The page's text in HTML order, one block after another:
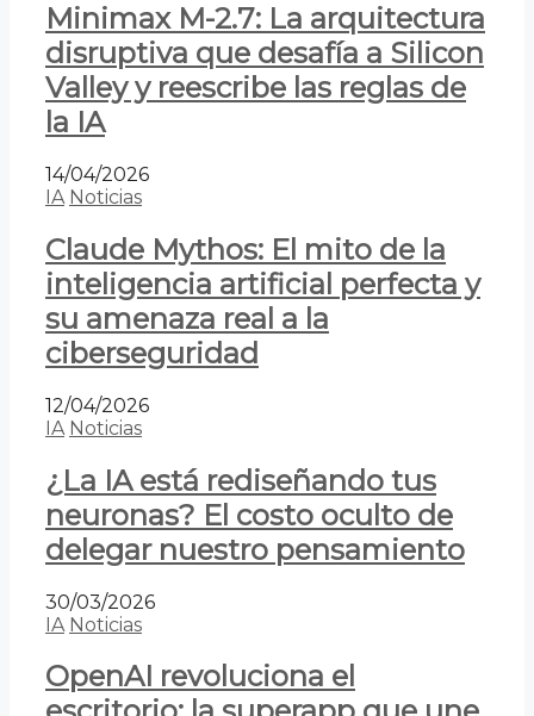
Minimax M-2.7: La arquitectura
disruptiva que desafía a Silicon
Valley y reescribe las reglas de
la IA
14/04/2026
IA Noticias
Claude Mythos: El mito de la
inteligencia artificial perfecta y
su amenaza real a la
ciberseguridad
12/04/2026
IA Noticias
¿La IA está rediseñando tus
neuronas? El costo oculto de
delegar nuestro pensamiento
30/03/2026
IA Noticias
OpenAI revoluciona el